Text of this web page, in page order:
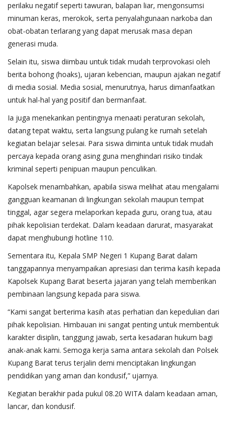
perilaku negatif seperti tawuran, balapan liar, mengonsumsi
minuman keras, merokok, serta penyalahgunaan narkoba dan
obat-obatan terlarang yang dapat merusak masa depan
generasi muda.
Selain itu, siswa diimbau untuk tidak mudah terprovokasi oleh
berita bohong (hoaks), ujaran kebencian, maupun ajakan negatif
di media sosial. Media sosial, menurutnya, harus dimanfaatkan
untuk hal-hal yang positif dan bermanfaat.
Ia juga menekankan pentingnya menaati peraturan sekolah,
datang tepat waktu, serta langsung pulang ke rumah setelah
kegiatan belajar selesai. Para siswa diminta untuk tidak mudah
percaya kepada orang asing guna menghindari risiko tindak
kriminal seperti penipuan maupun penculikan.
Kapolsek menambahkan, apabila siswa melihat atau mengalami
gangguan keamanan di lingkungan sekolah maupun tempat
tinggal, agar segera melaporkan kepada guru, orang tua, atau
pihak kepolisian terdekat. Dalam keadaan darurat, masyarakat
dapat menghubungi hotline 110.
Sementara itu, Kepala SMP Negeri 1 Kupang Barat dalam
tanggapannya menyampaikan apresiasi dan terima kasih kepada
Kapolsek Kupang Barat beserta jajaran yang telah memberikan
pembinaan langsung kepada para siswa.
“Kami sangat berterima kasih atas perhatian dan kepedulian dari
pihak kepolisian. Himbauan ini sangat penting untuk membentuk
karakter disiplin, tanggung jawab, serta kesadaran hukum bagi
anak-anak kami. Semoga kerja sama antara sekolah dan Polsek
Kupang Barat terus terjalin demi menciptakan lingkungan
pendidikan yang aman dan kondusif,” ujarnya.
Kegiatan berakhir pada pukul 08.20 WITA dalam keadaan aman,
lancar, dan kondusif.